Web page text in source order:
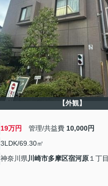
【外観】
19万円 管理/共益費 10,000円
3LDK/69.30㎡
神奈川県川崎市多摩区宿河原 １丁目